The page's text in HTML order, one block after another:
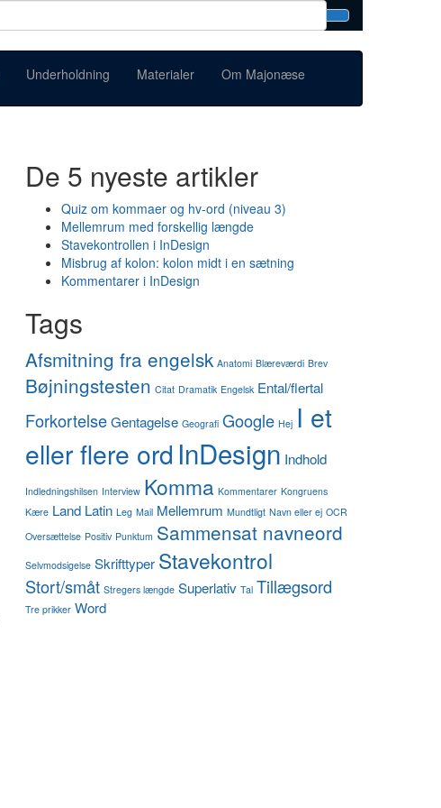
Underholdning Materialer Om Majonæse
De 5 nyeste artikler
Quiz om kommaer og hv-ord (niveau 3)
Mellemrum med forskellig længde
Stavekontrollen i InDesign
Misbrug af kolon: kolon midt i en sætning
Kommentarer i InDesign
Tags
Afsmitning fra engelsk Anatomi Blæreværdi Brev
Bøjningstesten Citat Dramatik Engelsk Ental/flertal
ForkortelseGentagelse Geografi Google Hej I et
eller flere ord InDesign Indhold
Indledningshilsen Interview Komma Kommentarer Kongruens
Kære Land Latin Leg Mail Mellemrum Mundtligt Navn eller ej OCR
Oversættelse Positiv Punktum Sammensat navneord
Selvmodsigelse Skrifttyper Stavekontrol
Stort/småt Stregers længde Superlativ Tal Tillægsord
Tre prikker Word